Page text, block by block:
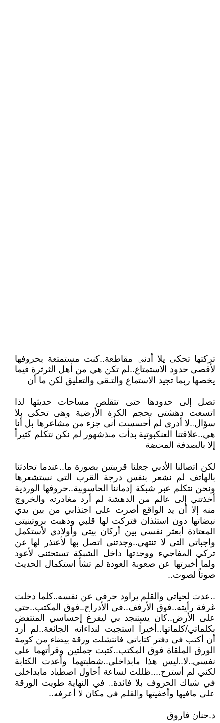
تركتها تحكي يلا أدنى مقاطعة..كنت مستمتعة بحروفها
لأقصى حدود الاستمتاع..لم تكن هي من أهل الثرثرة فيما
يخصها ربما تجيد الاستماع والتلقى والتعليق لكن ما أن
تصل إلى حدودها حتى تتقلص مساحات حديثها لذا
اتسعت دهشتى بحجم الكرة الأرضية وهي تحكي بلا
سؤال..لا أدرى لم أحسست أنى جزء من مشاعرها بل أنا
هي..علاقتنا العنكبوتية بدأت منذشهور لم نكن نتكلم كثيراً
إلا بالصدفة المحضة
لكن اتصالنا الأدبي جعلنا قريبتين بصورة ما..عندما تحادثنا
بالهاتف لم نشعر بنفس درجة القرب التى نستشعرها
ونحن نتكلم عبر شبكة إدماننا الحاسوبية..حروفها الوردية
أخذتني إلى عالم من الدهشة لم أرد مغادرته والخروج
منه إلا أن يد الواقع أصرت على اجتذابي من بين يدي
نبضاتها دون استئذان فتركت لها قلبي وذهبت بروتينيتى
المعتادة أبعثر نفسي بين أركان بيتى وأولادي لأستكمل
واجباتي التى لا تنتهي..وجدتنى اتصل بها لأعتذر لها عن
تركي المفاجيء ووجدتها داخل الشبكة تستحثنى لأعود
ولما أخبرتها عن صعوبة العودة لم تشأ استكمال الحديث
صوتاً لصوت..
..عدت لحياتي والقلم يراود حرفى عن نفسه..كلما دخلت
غرفة رأيته..فوق الأرفف..فى الأدراج..فوق المكتب..حتى
على الأرض..كان يستنجد بي ليفرغ إحساسي المنتفض
بكلماتي/كلماتها..أخيراً استجبت لنداءاته الجائعة..لم أرد
أن أكتب فى دفتر كتاباتى فانتشلت ورقة بيضاء من كومة
الورق الملقاة فوق المكتب..كتبت جملتين وقرأتهما على
نفسي..لا..ليس هذا مابداخلى..شطبتهما وأعدت الكتابة
لكني لم أسترح....ظللت لساعة أحاول اصطياد مابداخلى
في شباك الحروف بلا فائدة.. في النهاية طويت الورقة
على مافيها وأخفيتها والقلم فى مكان لا أعرفه..
د.حنان فاروق